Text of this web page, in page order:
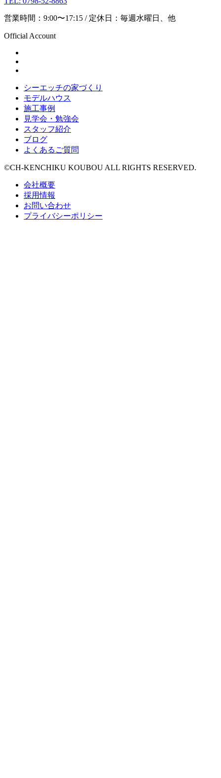
営業時間：9:00〜17:15 / 定休日：毎週水曜日、他
Official Account
シーエッチの家づくり
モデルハウス
施工事例
見学会・勉強会
スタッフ紹介
ブログ
よくあるご質問
©CH-KENCHIKU KOUBOU ALL RIGHTS RESERVED.
会社概要
採用情報
お問い合わせ
プライバシーポリシー